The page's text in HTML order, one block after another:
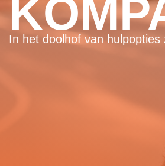
In het doolhof van